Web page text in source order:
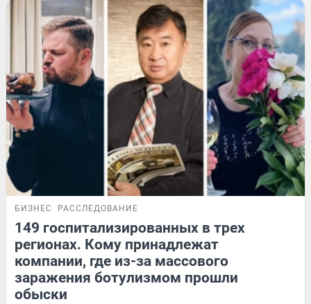
БИЗНЕС РАССЛЕДОВАНИЕ
149 госпитализированных в трех
регионах. Кому принадлежат
компании, где из-за массового
заражения ботулизмом прошли
обыски